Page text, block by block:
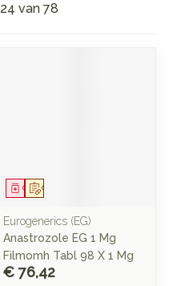
24 van 78
Op voorschrift
Geneesmiddel
Eurogenerics (EG)
Anastrozole EG 1 Mg
Filmomh Tabl 98 X 1 Mg
€ 76,42